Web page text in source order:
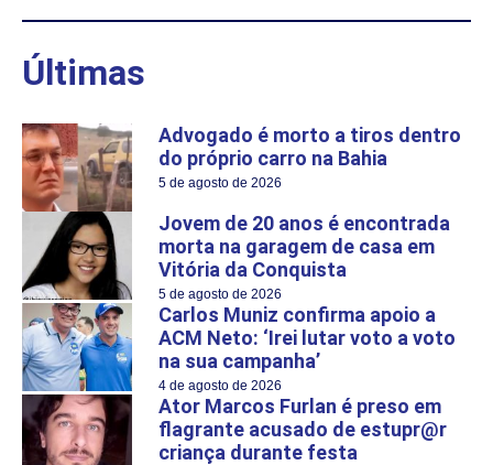
Últimas
Advogado é morto a tiros dentro
do próprio carro na Bahia
5 de agosto de 2026
Jovem de 20 anos é encontrada
morta na garagem de casa em
Vitória da Conquista
5 de agosto de 2026
Carlos Muniz confirma apoio a
ACM Neto: ‘Irei lutar voto a voto
na sua campanha’
4 de agosto de 2026
Ator Marcos Furlan é preso em
flagrante acusado de estupr@r
criança durante festa